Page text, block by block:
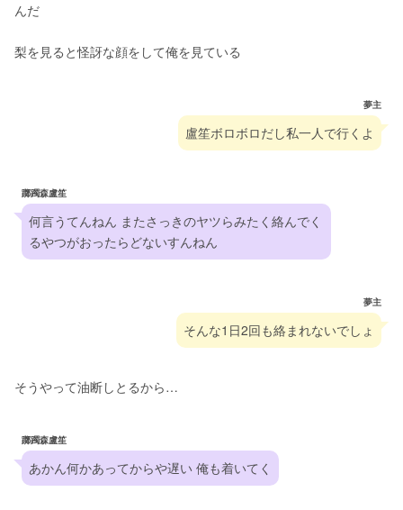
んだ
梨を見ると怪訝な顔をして俺を見ている
夢主
盧笙ボロボロだし私一人で行くよ
躑躅森盧笙
何言うてんねん またさっきのヤツらみたく絡んでく
るやつがおったらどないすんねん
夢主
そんな1日2回も絡まれないでしょ
そうやって油断しとるから…
躑躅森盧笙
あかん何かあってからや遅い 俺も着いてく